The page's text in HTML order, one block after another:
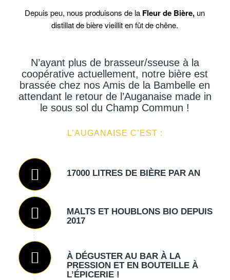
Depuis peu, nous produisons de la Fleur de Bière, un
distillat de bière vieillit en fût de chêne.
N’ayant plus de brasseur/sseuse à la
coopérative actuellement, notre bière est
brassée chez nos Amis de la Bambelle en
attendant le retour de l’Auganaise made in
le sous sol du Champ Commun !
L’AUGANAISE C’EST :
17000 LITRES DE BIÈRE PAR AN
MALTS ET HOUBLONS BIO DEPUIS
2017
À DÉGUSTER AU BAR À LA
PRESSION ET EN BOUTEILLE À
L’ÉPICERIE !